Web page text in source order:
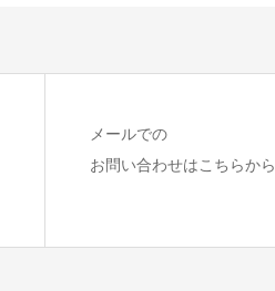
メールでの
お問い合わせはこちらから